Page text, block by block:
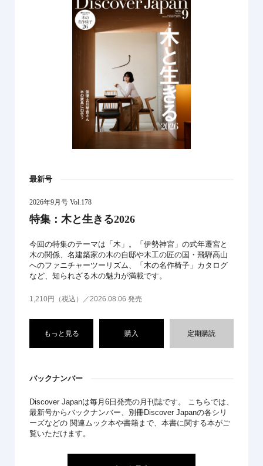
最新号
2026年9月号 Vol.178
特集：木と生きる2026
今回の特集のテーマは「木」。「伊勢神宮」の式年遷宮と
木の関係、名建築家の木の自邸や木工の匠の国・飛騨高山
へのファニチャーツーリズム、「木の名作椅子」カタログ
など、知られざる木の魅力が満載です。
1,210円（税込）／2026.08.06 発売
もっと見る 購入 定期購読
バックナンバー
Discover Japanは毎月6日発売の月刊誌です。 こちらでは、
最新号からバックナンバー、別冊Discover Japanの各シリ
ーズなどの 関連ムック本や書籍まで、本書に関する本がご
覧いただけます。